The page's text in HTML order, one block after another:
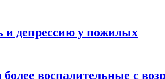
и депрессию у пожилых
воспалительные с